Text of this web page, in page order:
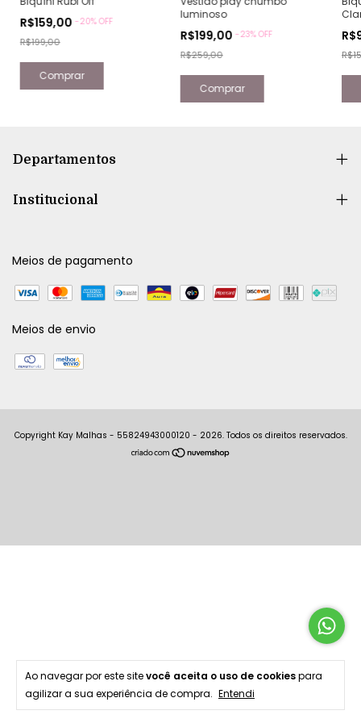
Ao navegar por este sitevocê aceita o uso de cookiespara
agilizar a sua experiência de compra. Entendi
R$159,00 -20% OFF
R$199,00
Comprar
luminoso
R$199,00-23% OFF
R$259,00
Comprar
Departamentos
Institucional
Meios de pagamento
Meios de envio
Copyright Kay Malhas - 55824943000120 - 2026. Todos os direitos reservados.